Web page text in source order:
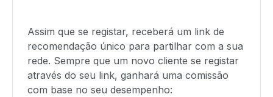
Assim que se registar, receberá um link de
recomendação único para partilhar com a sua
rede. Sempre que um novo cliente se registar
através do seu link, ganhará uma comissão
com base no seu desempenho: